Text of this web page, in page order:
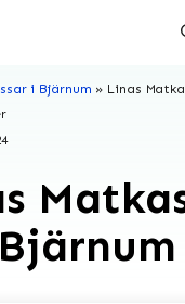
i Bjärnum » Linas
Bjärnum